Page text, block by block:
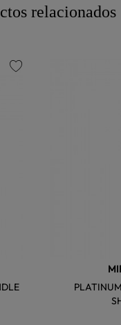
relacionados